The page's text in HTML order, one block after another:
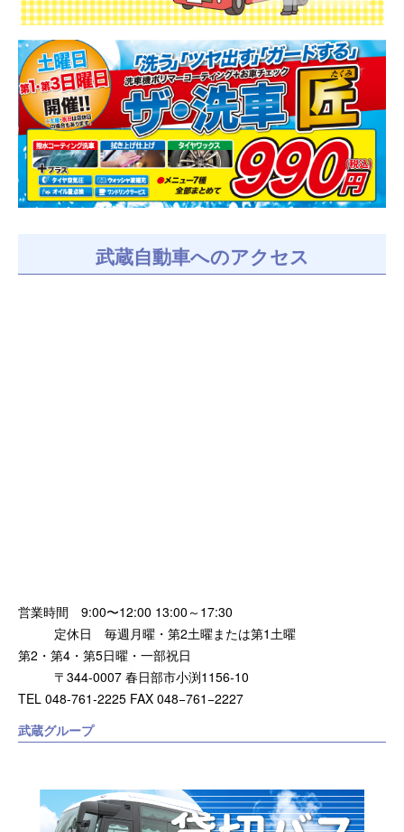
武蔵自動車へのアクセス
営業時間 9:00〜12:00 13:00～17:30
定休日 毎週月曜・第2土曜または第1土曜
第2・第4・第5日曜・一部祝日
〒344-0007 春日部市小渕1156-10
TEL 048-761-2225 FAX 048−761−2227
武蔵グループ